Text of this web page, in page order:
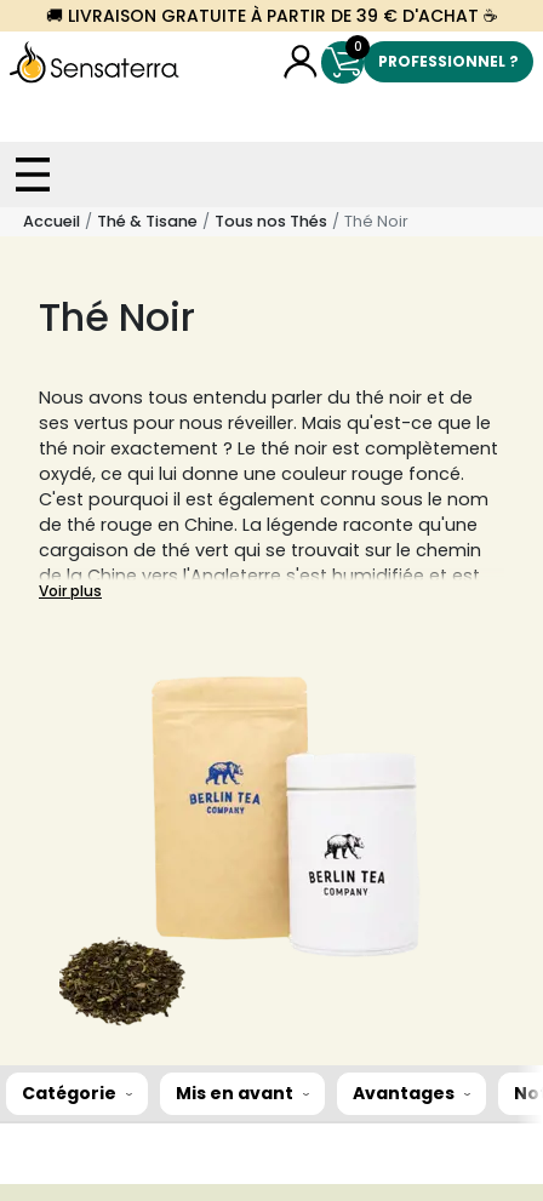
🚚 LIVRAISON GRATUITE À PARTIR DE 39 € D'ACHAT ☕
0
PROFESSIONNEL ?
Accueil Thé & Tisane Tous nos Thés Thé Noir
Thé Noir
Nous avons tous entendu parler du thé noir et de
ses vertus pour nous réveiller. Mais qu'est-ce que le
thé noir exactement ? Le thé noir est complètement
oxydé, ce qui lui donne une couleur rouge foncé.
C'est pourquoi il est également connu sous le nom
de thé rouge en Chine. La légende raconte qu'une
cargaison de thé vert qui se trouvait sur le chemin
de la Chine vers l'Angleterre s'est humidifiée et est
donc devenue noire. Les Britanniques ont dû
substances favorisant la santé, comme la réduction
du cholestérol et de la pression artérielle, ainsi que
Découvrez ici tout ce qu'il faut savoir sur les
différentes méthodes de fabrication du thé noir et
quelles sont les variétés les plus connues. Retrouvez
également notre grand choix de différents thés
noirs de nos artisans sur Sensaterra !
Voir plus
Catégorie Mis en avant Avantages